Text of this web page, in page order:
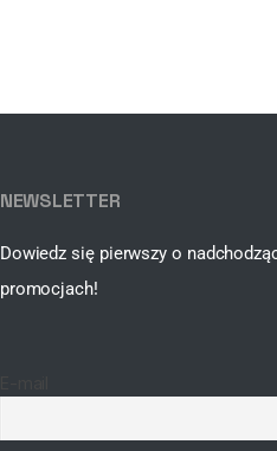
NEWSLETTER
Dowiedz się pierwszy o
promocjach!